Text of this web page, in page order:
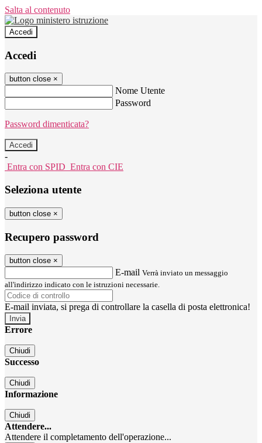
Salta al contenuto
Accedi
Accedi
button close ×
Nome Utente
Password
Password dimenticata?
-
Entra con SPID Entra con CIE
Seleziona utente
button close ×
Recupero password
button close ×
E-mail Verrà inviato un messaggio
all'indirizzo indicato con le istruzioni necessarie.
E-mail inviata, si prega di controllare la casella di posta elettronica!
Errore
Chiudi
Successo
Chiudi
Informazione
Chiudi
Attendere...
Attendere il completamento dell'operazione...